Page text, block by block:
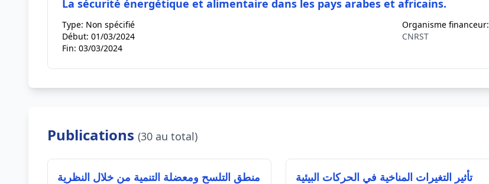
La sécurité énergétique et alimentaire dans les pays arabes et africains.
Type: Non spécifié
Début: 01/03/2024
Fin: 03/03/2024
Organisme financeur:
CNRST
Publications (30 au total)
منطق التلسح ومعضلة التنمية من خلال النظرية
تأثير التغيرات المناخية في الحركات البيئية